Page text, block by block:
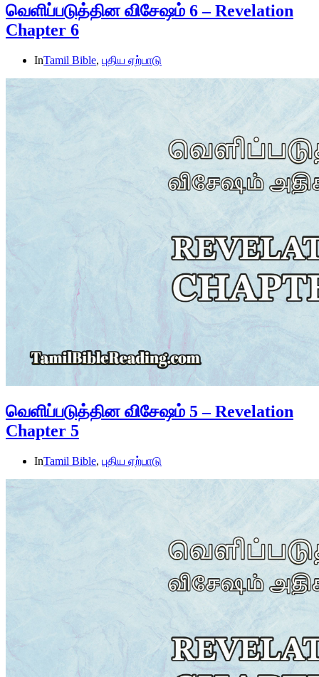
வெளிப்படுத்தின விசேஷம் 6 – Revelation
Chapter 6
InTamil Bible, புதிய ஏற்பாடு
வெளிப்படுத்தின விசேஷம் 5 – Revelation
Chapter 5
InTamil Bible, புதிய ஏற்பாடு